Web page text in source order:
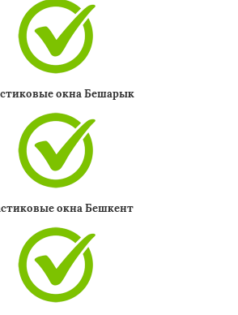
окна Бешарык
окна Бешкент